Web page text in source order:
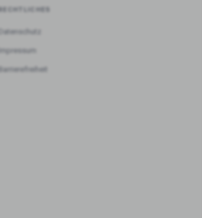
RECHTLICHES
Datenschutz
Impressum
Barrierefreiheit